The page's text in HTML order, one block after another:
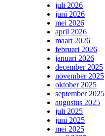
juli 2026
juni 2026
mei 2026
april 2026
maart 2026
februari 2026
januari 2026
december 2025
november 2025
oktober 2025
september 2025
augustus 2025
juli 2025
juni 2025
mei 2025